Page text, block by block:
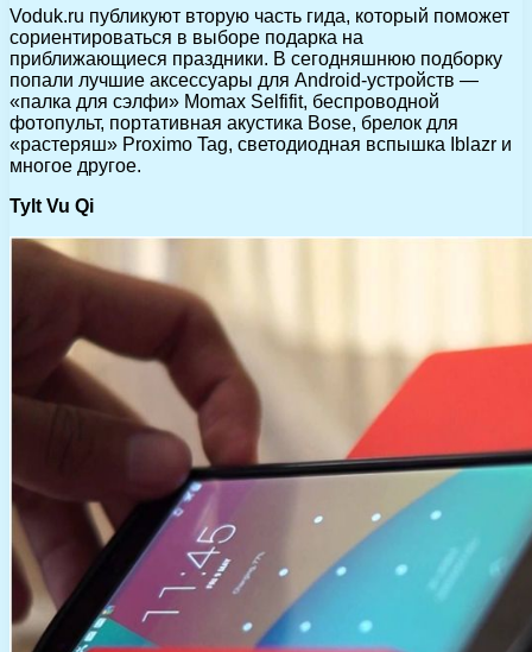
Voduk.ru публикуют вторую часть гида, который поможет
сориентироваться в выборе подарка на
приближающиеся праздники. В сегодняшнюю подборку
попали лучшие аксессуары для Android-устройств —
«палка для сэлфи» Momax Selfifit, беспроводной
фотопульт, портативная акустика Bose, брелок для
«растеряш» Proximo Tag, светодиодная вспышка Iblazr и
многое другое.
Tylt Vu Qi